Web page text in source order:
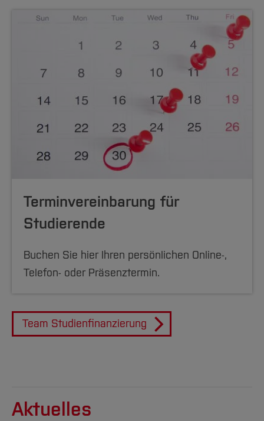
Terminvereinbarung für
Studierende
Buchen Sie hier Ihren persönlichen Online-,
Telefon- oder Präsenztermin.
Team Studienfinanzierung
Aktuelles